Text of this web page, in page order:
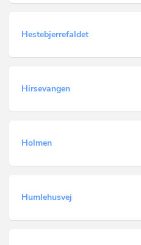
Hestebjerrefaldet
Hirsevangen
Holmen
Humlehusvej